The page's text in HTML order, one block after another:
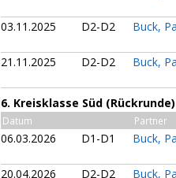
03.11.2025 D2-D2 Buck,
21.11.2025 D2-D2 Buck,
6. Kreisklasse Süd (Rückrunde)
Datum Partner
06.03.2026 D1-D1 Buck,
20.04.2026 D2-D2 Buck,